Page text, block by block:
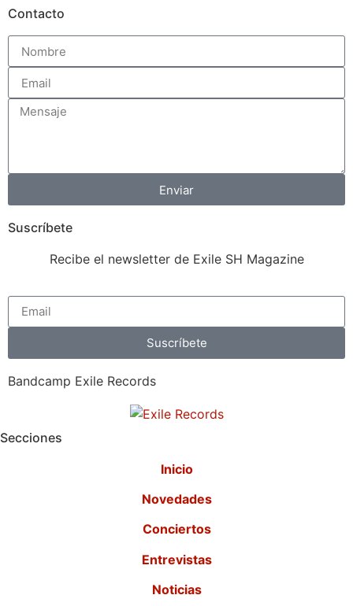
Contacto
Enviar
Suscríbete
Recibe el newsletter de Exile SH Magazine
Suscríbete
Bandcamp Exile Records
Secciones
Inicio
Novedades
Conciertos
Entrevistas
Noticias